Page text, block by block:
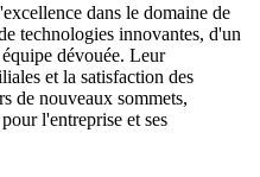
dans le domaine de
technologies innovantes, d'un
dévouée. Leur
et la satisfaction des
de nouveaux sommets,
l'entreprise et ses